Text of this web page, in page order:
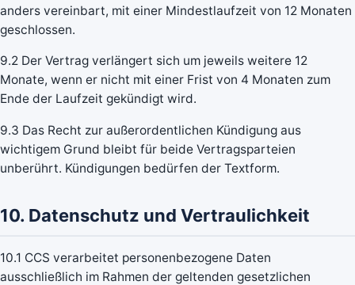
anders vereinbart, mit einer Mindestlaufzeit von 12 Monaten
geschlossen.
9.2 Der Vertrag verlängert sich um jeweils weitere 12
Monate, wenn er nicht mit einer Frist von 4 Monaten zum
Ende der Laufzeit gekündigt wird.
9.3 Das Recht zur außerordentlichen Kündigung aus
wichtigem Grund bleibt für beide Vertragsparteien
unberührt. Kündigungen bedürfen der Textform.
10. Datenschutz und Vertraulichkeit
10.1 CCS verarbeitet personenbezogene Daten
ausschließlich im Rahmen der geltenden gesetzlichen